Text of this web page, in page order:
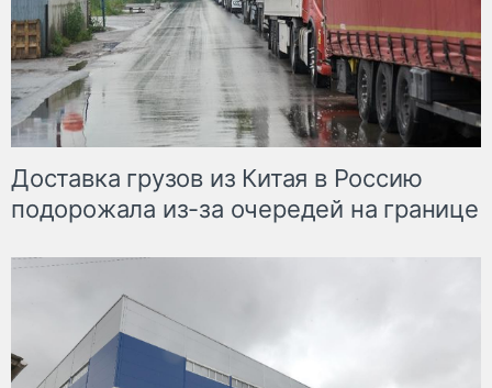
Доставка грузов из Китая в Россию
подорожала из-за очередей на границе